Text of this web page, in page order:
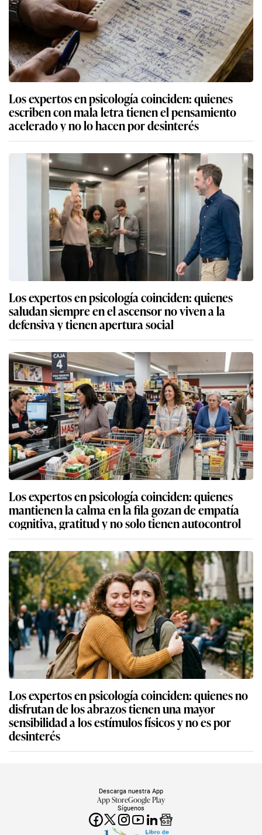
Los expertos en psicología coinciden: quienes
escriben con mala letra tienen el pensamiento
acelerado y no lo hacen por desinterés
Los expertos en psicología coinciden: quienes
saludan siempre en el ascensor no viven a la
defensiva y tienen apertura social
Los expertos en psicología coinciden: quienes
mantienen la calma en la fila gozan de empatía
cognitiva, gratitud y no solo tienen autocontrol
Los expertos en psicología coinciden: quienes no
disfrutan de los abrazos tienen una mayor
sensibilidad a los estímulos físicos y no es por
desinterés
Síguenos
Descarga nuestra App
App StoreGoogle Play